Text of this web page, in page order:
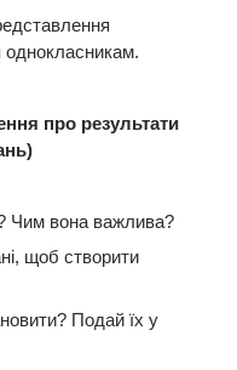
однокласникам.
про результати
Чим вона важлива?
щоб створити
Подай їх у